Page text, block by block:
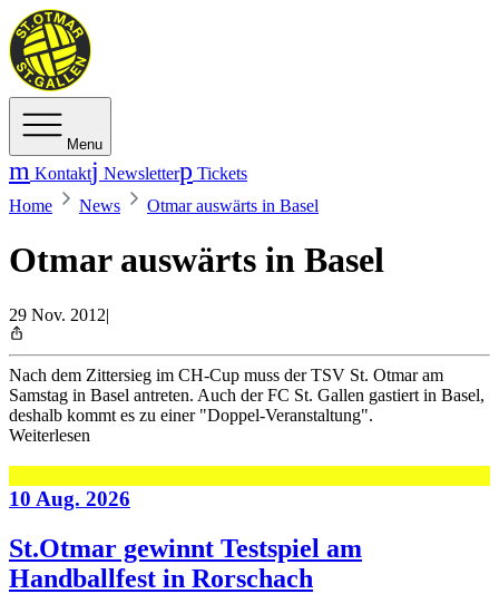
Menu
Kontakt Newsletter
Tickets
Home
News Otmar auswärts in Basel
Otmar auswärts in Basel
29 Nov. 2012|
Nach dem Zittersieg im CH-Cup muss der TSV St. Otmar am
Samstag in Basel antreten. Auch der FC St. Gallen gastiert in Basel,
deshalb kommt es zu einer "Doppel-Veranstaltung".
Weiterlesen
10 Aug. 2026
St.Otmar gewinnt Testspiel am
Handballfest in Rorschach